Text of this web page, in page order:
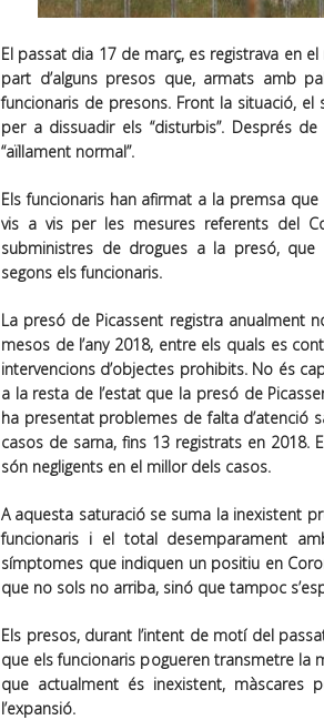
El passat dia 17 de març, es registrava en
part d’alguns presos que, armats amb
funcionaris de presons. Front la situació, el
per a dissuadir els “disturbis”. Després
“aïllament normal”.
Els funcionaris han afirmat a la premsa
vis a vis per les mesures referents del
subministres de drogues a la presó, que
segons els funcionaris.
La presó de Picassent registra anualment
mesos de l’any 2018, entre els quals es
intervencions d’objectes prohibits. No és
a la resta de l’estat que la presó de
ha presentat problemes de falta d’atenció
casos de sarna, fins 13 registrats en 2018.
són negligents en el millor dels casos.
A aquesta saturació se suma la inexistent
funcionaris i el total desemparament
símptomes que indiquen un positiu en
que no sols no arriba, sinó que tampoc
Els presos, durant l’intent de motí del
que els funcionaris pogueren transmetre la
que actualment és inexistent,
l’expansió.